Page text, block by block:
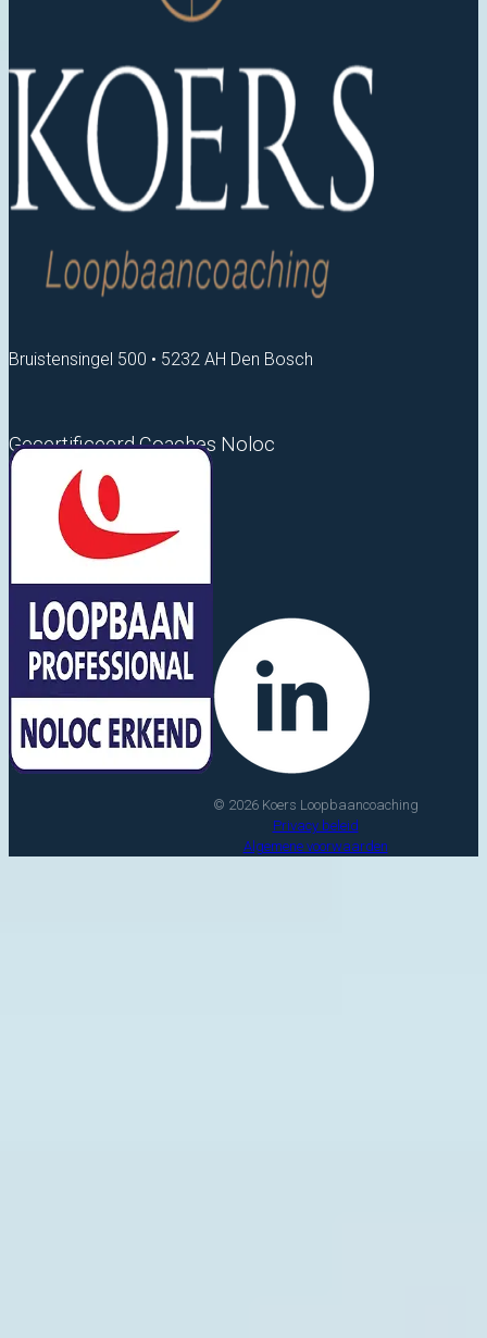
Bruistensingel 500 • 5232 AH Den Bosch
Gecertificeerd Coaches Noloc
© 2026 Koers Loopbaancoaching
Privacy beleid
Algemene voorwaarden